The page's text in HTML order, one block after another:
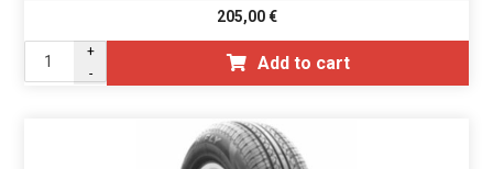
205,00€
+
-
Add to cart